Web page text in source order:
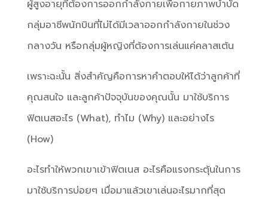
ผู้สูงอายุที่ต้องการออกกำลังกายเพื่อกายภาพบำบัด
กลุ่มอาชีพนักบินที่ไม่ได้มีเวลาออกกำลังกายในช่วง
กลางวัน หรือกลุ่มผู้หญิงที่ต้องการเล่นแค่คลาสเต้น
เพราะฉะนั้น สิ่งสำคัญคือการหาคำตอบให้ได้ว่าลูกค้าที่
คุณสนใจ และลูกค้าปัจจุบันของคุณนั้น มาใช้บริการ
ฟิตเนสอะไร (What), ทำไม (Why) และอย่างไร
(How)
อะไรทำให้พวกเขาเข้าฟิตเนส อะไรคือแรงกระตุ้นในการ
มาใช้บริการบ่อยๆ เมื่อมาแล้วเขาเล่นอะไรมากที่สุด